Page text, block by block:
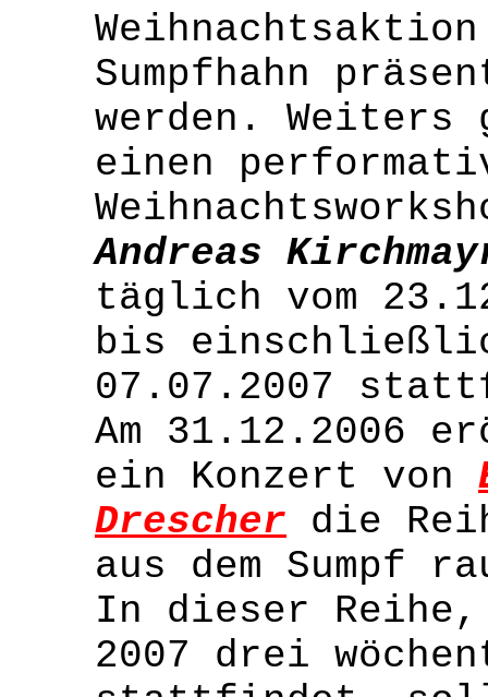
Sumpfhahn
werden. Weiters
einen
Andreas
täglich vom
bis
07.07.2007
Am 31.12.2006
ein Konzert von
Drescher die
aus dem Sumpf
In dieser
2007 drei